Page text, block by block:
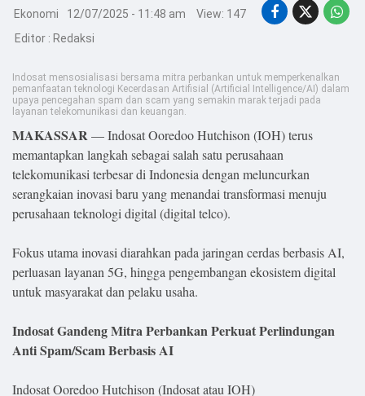
Olahraga
Bola
Opini
Ekonomi 12/07/2025 - 11:48 am
View: 147
Editor : Redaksi
Indosat mensosialisasi bersama mitra perbankan untuk memperkenalkan
pemanfaatan teknologi Kecerdasan Artifisial (Artificial Intelligence/AI) dalam
upaya pencegahan spam dan scam yang semakin marak terjadi pada
layanan telekomunikasi dan keuangan.
MAKASSAR— Indosat Ooredoo Hutchison (IOH) terus
memantapkan langkah sebagai salah satu perusahaan
telekomunikasi terbesar di Indonesia dengan meluncurkan
serangkaian inovasi baru yang menandai transformasi menuju
perusahaan teknologi digital (digital telco).
Fokus utama inovasi diarahkan pada jaringan cerdas berbasis AI,
perluasan layanan 5G, hingga pengembangan ekosistem digital
untuk masyarakat dan pelaku usaha.
Indosat Gandeng Mitra Perbankan Perkuat Perlindungan
Anti Spam/Scam Berbasis AI
Indosat Ooredoo Hutchison (Indosat atau IOH)